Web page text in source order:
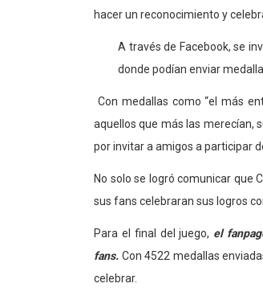
hacer un reconocimiento y
A través de Facebook, se
donde podían enviar
Con medallas como “el más
aquellos que más las merecían,
por invitar a amigos a participar
No solo se logró comunicar que
sus fans celebraran sus logros
Para el final del juego, el
fans. Con 4522 medallas
celebrar.